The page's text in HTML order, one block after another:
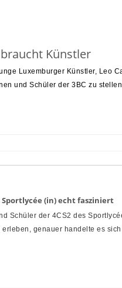
Künstler
Luxemburger Künstler, Leo
und Schüler der 3BC zu stellen.
(in) echt fasziniert
Schüler der 4CS2 des
genauer handelte es